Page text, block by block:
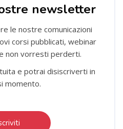
newsletter
le nostre comunicazioni
corsi pubblicati, webinar
non vorresti perderti.
e potrai disiscriverti in
momento.